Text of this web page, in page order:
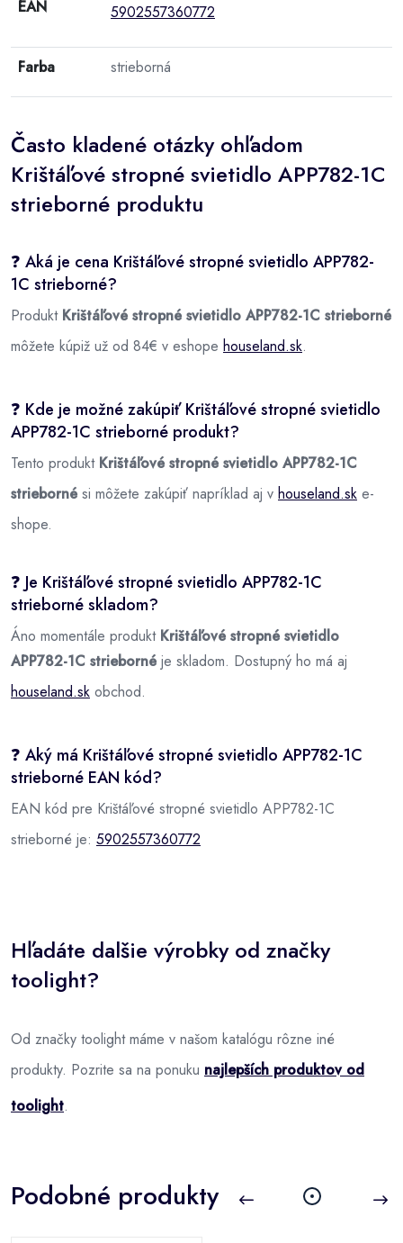
EAN 5902557360772
Farba strieborná
Často kladené otázky ohľadom
Krištáľové stropné svietidlo APP782-1C
strieborné produktu
❓ Aká je cena Krištáľové stropné svietidlo APP782-
1C strieborné?
Produkt Krištáľové stropné svietidlo APP782-1C strieborné
môžete kúpiž už od 84€ v eshope houseland.sk.
❓ Kde je možné zakúpiť Krištáľové stropné svietidlo
APP782-1C strieborné produkt?
Tento produkt Krištáľové stropné svietidlo APP782-1C
strieborné si môžete zakúpiť napríklad aj v houseland.sk e-
shope.
❓ Je Krištáľové stropné svietidlo APP782-1C
strieborné skladom?
Áno momentále produkt Krištáľové stropné svietidlo
APP782-1C strieborné je skladom. Dostupný ho má aj
houseland.sk obchod.
❓ Aký má Krištáľové stropné svietidlo APP782-1C
strieborné EAN kód?
EAN kód pre Krištáľové stropné svietidlo APP782-1C
strieborné je: 5902557360772
Hľadáte dalšie výrobky od značky
toolight?
Od značky toolight máme v našom katalógu rôzne iné
produkty. Pozrite sa na ponuku najlepších produktov od
toolight.
Podobné produkty